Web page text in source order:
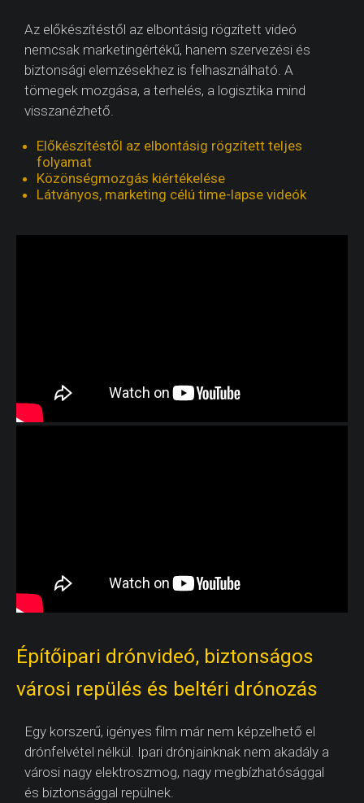
Az előkészítéstől az elbontásig rögzített videó
nemcsak marketingértékű, hanem szervezési és
biztonsági elemzésekhez is felhasználható. A
tömegek mozgása, a terhelés, a logisztika mind
visszanézhető.
Előkészítéstől az elbontásig rögzített teljes
folyamat
Közönségmozgás kiértékelése
Látványos, marketing célú time-lapse videók
Építőipari drónvideó, biztonságos
városi repülés és beltéri drónozás
Egy korszerű, igényes film már nem képzelhető el
drónfelvétel nélkül. Ipari drónjainknak nem akadály a
városi nagy elektroszmog, nagy megbízhatósággal
és biztonsággal repülnek.